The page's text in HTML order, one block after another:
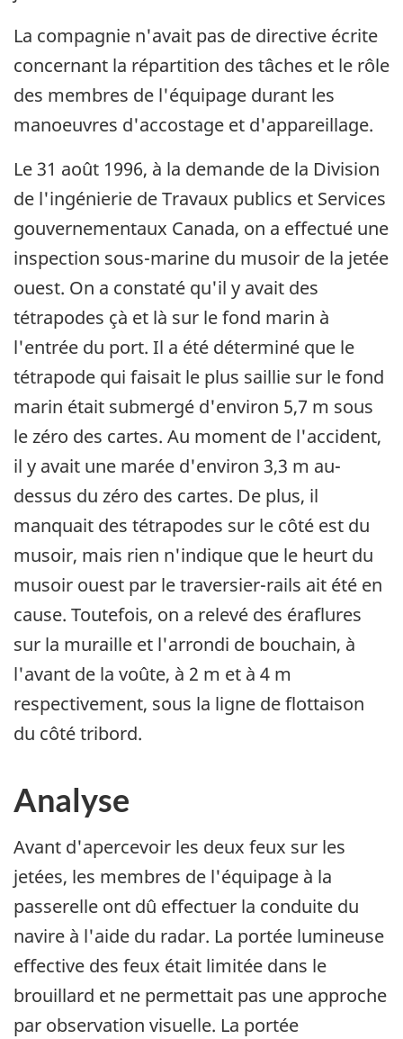
La compagnie n'avait pas de directive écrite
concernant la répartition des tâches et le rôle
des membres de l'équipage durant les
manoeuvres d'accostage et d'appareillage.
Le 31 août 1996, à la demande de la Division
de l'ingénierie de Travaux publics et Services
gouvernementaux Canada, on a effectué une
inspection sous-marine du musoir de la jetée
ouest. On a constaté qu'il y avait des
tétrapodes çà et là sur le fond marin à
l'entrée du port. Il a été déterminé que le
tétrapode qui faisait le plus saillie sur le fond
marin était submergé d'environ 5,7 m sous
le zéro des cartes. Au moment de l'accident,
il y avait une marée d'environ 3,3 m au-
dessus du zéro des cartes. De plus, il
manquait des tétrapodes sur le côté est du
musoir, mais rien n'indique que le heurt du
musoir ouest par le traversier-rails ait été en
cause. Toutefois, on a relevé des éraflures
sur la muraille et l'arrondi de bouchain, à
l'avant de la voûte, à 2 m et à 4 m
respectivement, sous la ligne de flottaison
du côté tribord.
Analyse
Avant d'apercevoir les deux feux sur les
jetées, les membres de l'équipage à la
passerelle ont dû effectuer la conduite du
navire à l'aide du radar. La portée lumineuse
effective des feux était limitée dans le
brouillard et ne permettait pas une approche
par observation visuelle. La portée